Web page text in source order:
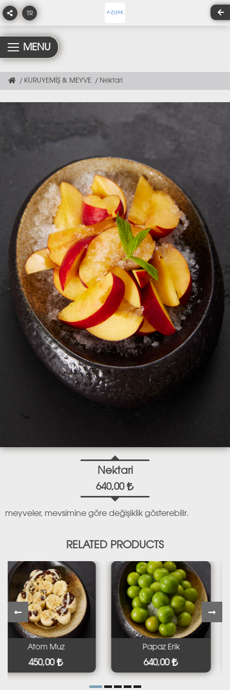
TR
MENU
KURUYEMİŞ & MEYVE Nektari
Nektari
640,00
meyveler, mevsimine göre değişiklik gösterebilir.
RELATED PRODUCTS
Atom Muz
450,00
Papaz Erik
640,00